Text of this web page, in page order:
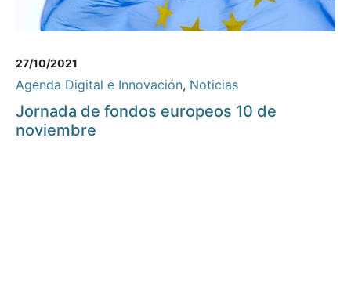
27/10/2021
Agenda Digital e Innovación, Noticias
Jornada de fondos europeos 10 de
noviembre